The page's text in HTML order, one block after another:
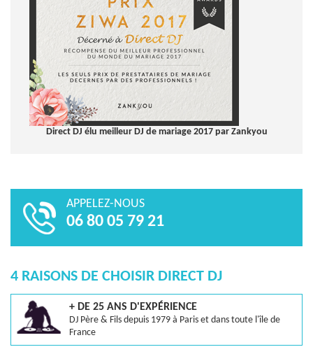
Direct DJ élu meilleur DJ de mariage 2017 par Zankyou
APPELEZ-NOUS
06 80 05 79 21
4 RAISONS DE CHOISIR DIRECT DJ
+ DE 25 ANS D'EXPÉRIENCE
DJ Père & Fils depuis 1979 à Paris et dans toute l'île de
France